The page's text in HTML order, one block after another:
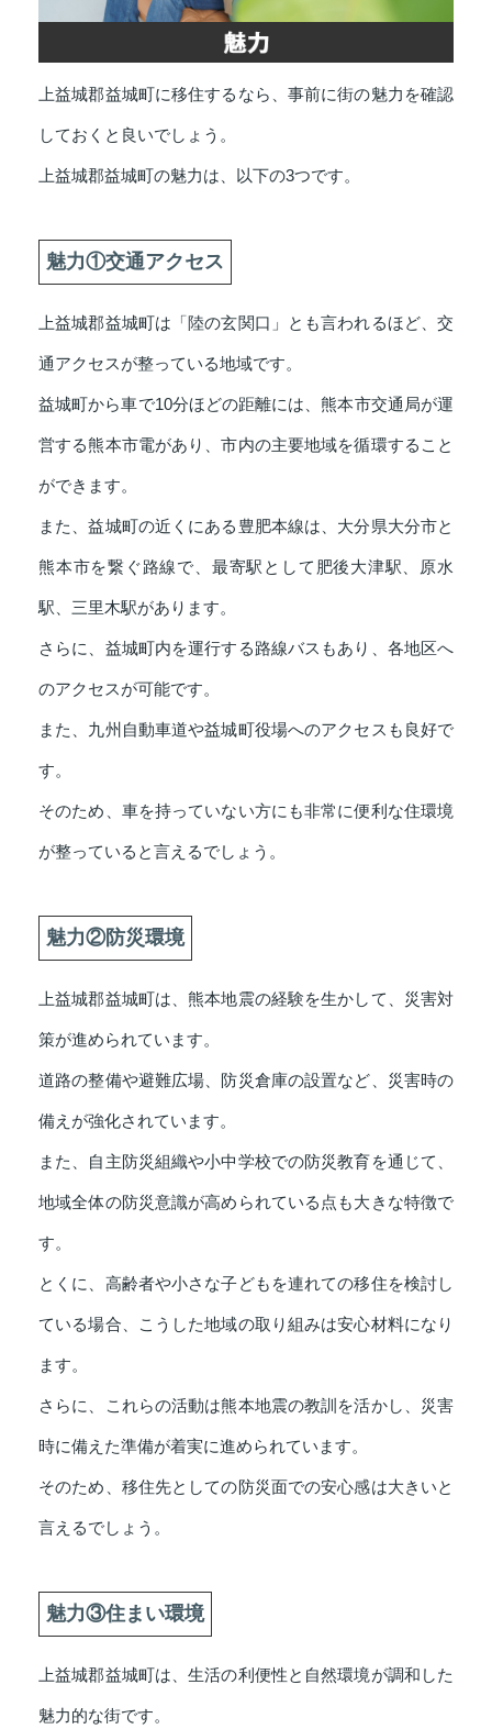
上益城郡益城町に移住するなら、事前に街の魅力を確認
しておくと良いでしょう。
上益城郡益城町の魅力は、以下の3つです。
魅力①交通アクセス
上益城郡益城町は「陸の玄関口」とも言われるほど、交
通アクセスが整っている地域です。
益城町から車で10分ほどの距離には、熊本市交通局が運
営する熊本市電があり、市内の主要地域を循環すること
ができます。
また、益城町の近くにある豊肥本線は、大分県大分市と
熊本市を繋ぐ路線で、最寄駅として肥後大津駅、原水
駅、三里木駅があります。
さらに、益城町内を運行する路線バスもあり、各地区へ
のアクセスが可能です。
また、九州自動車道や益城町役場へのアクセスも良好で
す。
そのため、車を持っていない方にも非常に便利な住環境
が整っていると言えるでしょう。
魅力②防災環境
上益城郡益城町は、熊本地震の経験を生かして、災害対
策が進められています。
道路の整備や避難広場、防災倉庫の設置など、災害時の
備えが強化されています。
また、自主防災組織や小中学校での防災教育を通じて、
地域全体の防災意識が高められている点も大きな特徴で
す。
とくに、高齢者や小さな子どもを連れての移住を検討し
ている場合、こうした地域の取り組みは安心材料になり
ます。
さらに、これらの活動は熊本地震の教訓を活かし、災害
時に備えた準備が着実に進められています。
そのため、移住先としての防災面での安心感は大きいと
言えるでしょう。
魅力③住まい環境
上益城郡益城町は、生活の利便性と自然環境が調和した
魅力的な街です。